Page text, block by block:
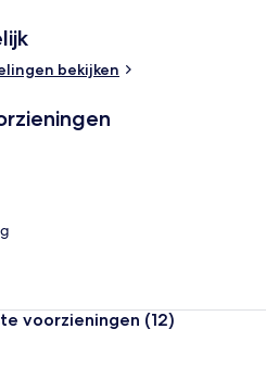
bekijken
voorzieningen (12)